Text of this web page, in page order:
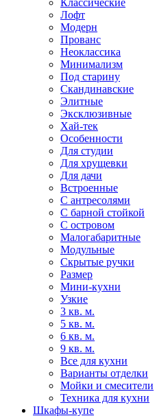
Классические
Лофт
Модерн
Прованс
Неоклассика
Минимализм
Под старину
Скандинавские
Элитные
Эксклюзивные
Хай-тек
Особенности
Для студии
Для хрущевки
Для дачи
Встроенные
С антресолями
С барной стойкой
С островом
Малогабаритные
Модульные
Скрытые ручки
Размер
Мини-кухни
Узкие
3 кв. м.
5 кв. м.
6 кв. м.
9 кв. м.
Все для кухни
Варианты отделки
Мойки и смесители
Техника для кухни
Шкафы-купе